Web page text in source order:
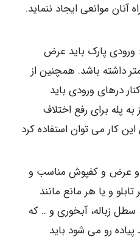
آنان موانعی ایجاد ننماید.
پارک باید عرض
95 سانتی متر داشته باشد. همچنین از
درهای ورودی باید
پله برای رفع اختلاف
این کار می توان استفاده کرد
و عرض و کفپوش مناسب و
و یا هر مانع مانند
زباله، آبخوری و .. که
رو می شود باید